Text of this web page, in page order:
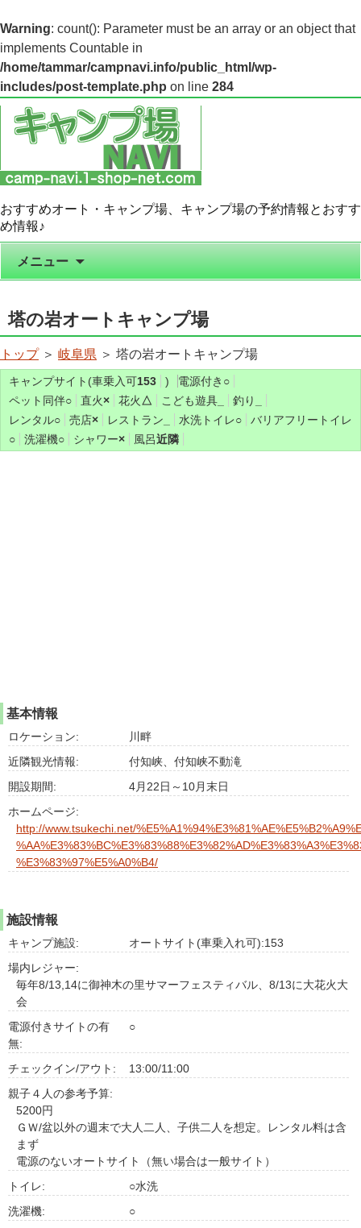
Warning: count(): Parameter must be an array or an object that
implements Countable in
/home/tammar/campnavi.info/public_html/wp-
includes/post-template.php on line 284
おすすめオート・キャンプ場、キャンプ場の予約情報とおすす
め情報♪
メニュー
塔の岩オートキャンプ場
トップ＞ 岐阜県 ＞ 塔の岩オートキャンプ場
キャンプサイト(車乗入可153 ) 電源付き ○
ペット同伴○ 直火× 花火 △ こども遊具 釣り
レンタル○ 売店× レストラン 水洗トイレ○
バリアフリートイレ
○
洗濯機○ シャワー× 風呂近隣
基本情報
ロケーション:
川畔
近隣観光情報:
付知峡、付知峡不動滝
開設期間:
4月22日～10月末日
ホームページ:
http://www.tsukechi.net/
%E3%83%97%E5%A0%B4/
施設情報
キャンプ施設:
オートサイト(車乗入れ可):153
場内レジャー:
毎年8/13,14に御神木の里サマーフェスティバル、8/13に大花火大
会
電源付きサイトの有
無:
○
チェックイン/アウト:
13:00/11:00
親子４人の参考予算:
5200円
ＧＷ/盆以外の週末で大人二人、子供二人を想定。レンタル料は含
まず
電源のないオートサイト（無い場合は一般サイト）
トイレ:
○水洗
洗濯機:
○